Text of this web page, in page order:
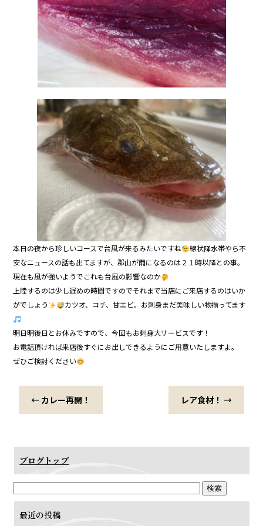
本日の夜から珍しいコースで台風が来るみたいですね
線状降水帯やら不
安なニュースの話も出てますが、郡山が雨になるのは２１時以降との事。
現在も風が強いようでこれも台風の影響なのか
上陸するのは少し遅めの時間ですのでそれまで当店にご来店するのはいか
がでしょう
カツオ、コチ、甘エビ。お刺身まだ美味しい物揃ってます
明日明後日とお休みですので、今回もお刺身大サービスです！
お電話頂ければ来店後すぐにお出しできるようにご用意いたしますよ。
ぜひご検討ください
← カレー再開！ レア食材！ →
ブログトップ
最近の投稿